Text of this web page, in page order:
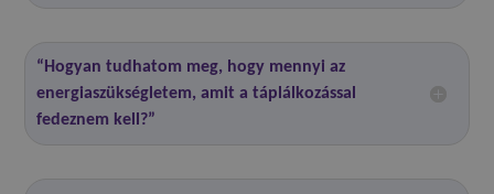
“Hogyan tudhatom meg, hogy mennyi az
energiaszükségletem, amit a táplálkozással
fedeznem kell?”